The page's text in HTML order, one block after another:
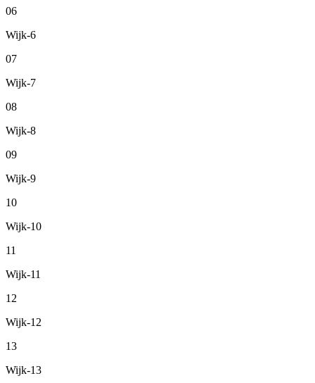
06
Wijk-6
07
Wijk-7
08
Wijk-8
09
Wijk-9
10
Wijk-10
11
Wijk-11
12
Wijk-12
13
Wijk-13